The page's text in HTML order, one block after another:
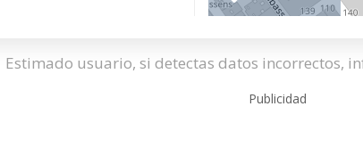
Estimado usuario, si detectas datos incorrectos,
Publicidad